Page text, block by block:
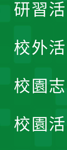
研習
校外
校園
校園